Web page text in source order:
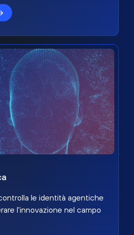
le identità agentiche
l'innovazione nel campo